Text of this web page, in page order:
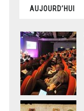
AUJOURD’HUI